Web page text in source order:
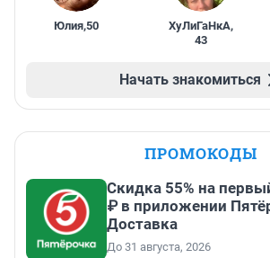
Юлия,50 ХуЛиГаНкА,
43
Начать знакомиться
ПРОМОКОДЫ
Скидка 55% на
₽ в приложении
Доставка
До 31 августа, 2026